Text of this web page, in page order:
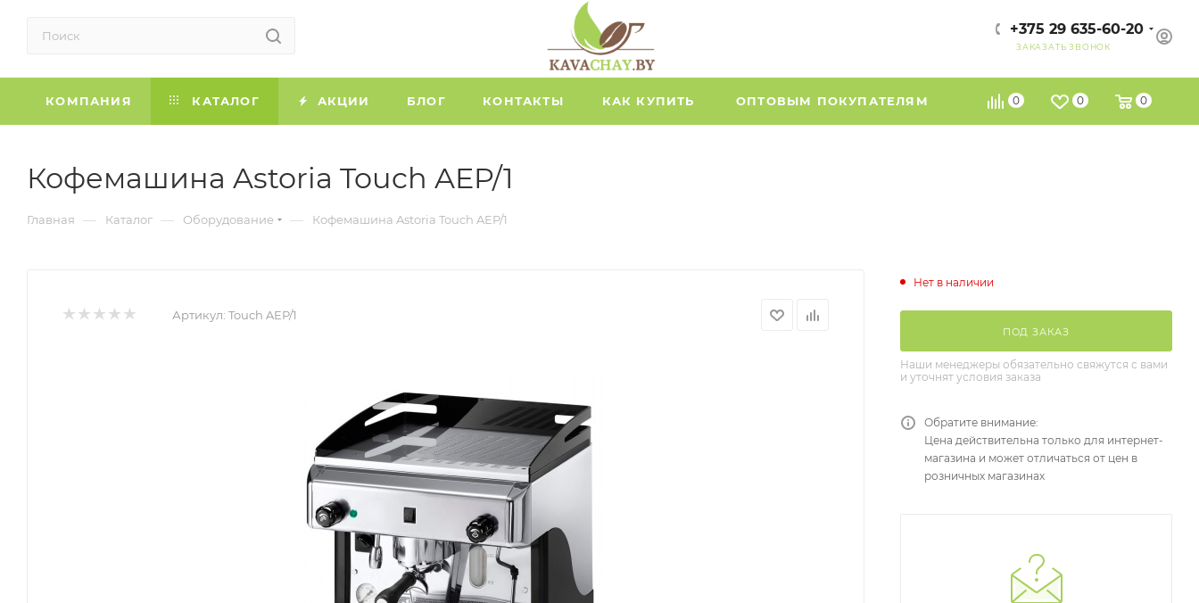
+375 29 635-60-20
ЗАКАЗАТЬ ЗВОНОК
0 0 0
КОМПАНИЯ КАТАЛОГ АКЦИИ БЛОГ КОНТАКТЫ КАК КУПИТЬ ОПТОВЫМ ПОКУПАТЕЛЯМ
Кофемашина Astoria Touch AEP/1
Главная — Каталог — Оборудование — Кофемашина Astoria Touch AEP/1
Артикул: Touch AEP/1
Нет в наличии
ПОД ЗАКАЗ
Наши менеджеры обязательно свяжутся с вами
и уточнят условия заказа
Обратите внимание:
Цена действительна только для интернет-
магазина и может отличаться от цен в
розничных магазинах